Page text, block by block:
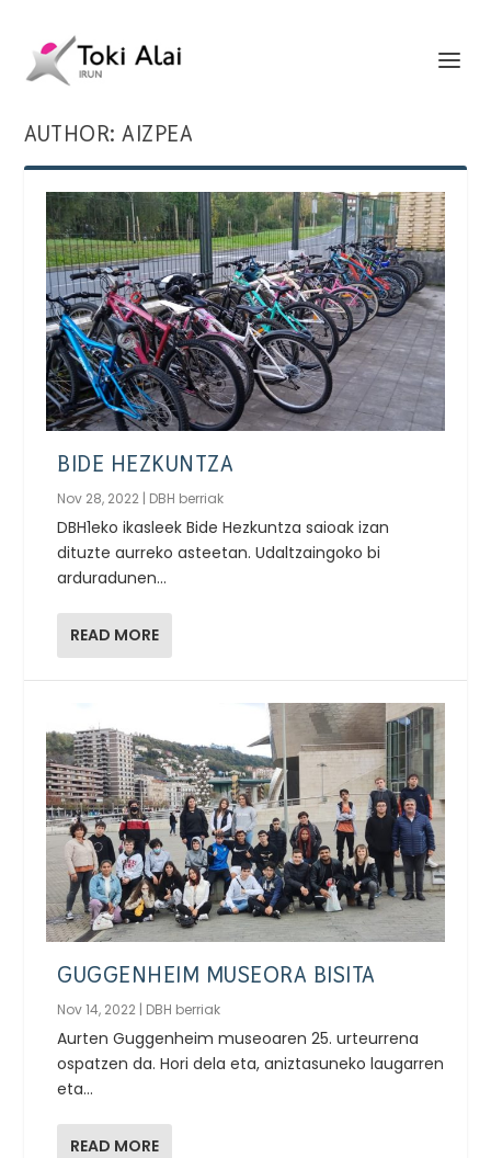
AUTHOR:AIZPEA
BIDE HEZKUNTZA
Nov 28, 2022 | DBH berriak
DBH1eko ikasleek Bide Hezkuntza saioak izan
dituzte aurreko asteetan. Udaltzaingoko bi
arduradunen...
READ MORE
GUGGENHEIM MUSEORA BISITA
Nov 14, 2022 | DBH berriak
Aurten Guggenheim museoaren 25. urteurrena
ospatzen da. Hori dela eta, aniztasuneko laugarren
eta...
READ MORE